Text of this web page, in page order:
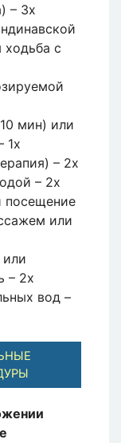
– 3x
ходьба с
мин) или
1x
– 2x
– 2x
посещение
или
– 2x
вод –